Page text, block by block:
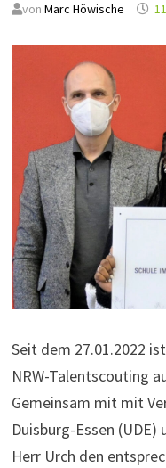
von Marc Höwische
Seit dem 27.01.2022
NRW-Talentscouting
Gemeinsam mit mit
Duisburg-Essen
Herr Urch den